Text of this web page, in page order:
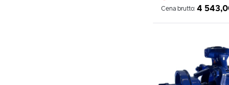
Cena brutto: 4